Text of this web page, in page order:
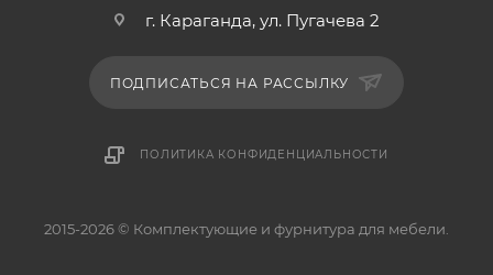
г. Караганда, ул. Пугачева 2
ПОДПИСАТЬСЯ НА РАССЫЛКУ
ПОЛИТИКА КОНФИДЕНЦИАЛЬНОСТИ
2015-2026 © Комплектующие и фурнитура для мебели.